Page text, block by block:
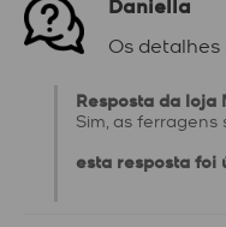
Os
Resposta da loja
Sim, as
esta resposta foi